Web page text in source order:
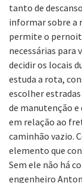
tanto de
informar sobre a
permite o
necessárias para
decidir os locais
estuda a rota,
escolher
de manutenção e
em relação ao
caminhão vazio.
elemento que
Sem ele não há
engenheiro